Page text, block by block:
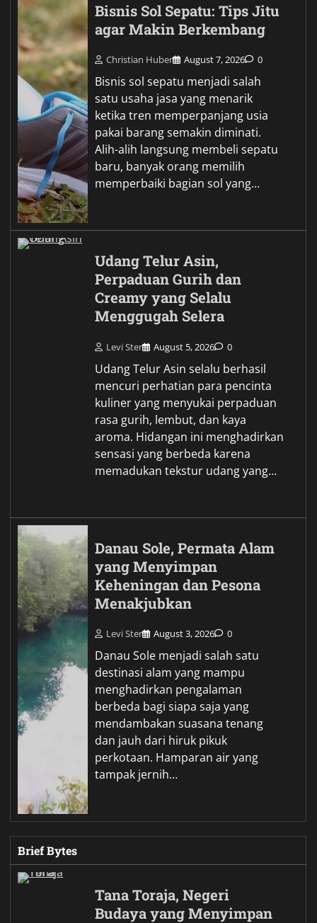
Bisnis Sol Sepatu: Tips Jitu
agar Makin Berkembang
Christian Huber August 7, 2026 0
Bisnis sol sepatu menjadi salah
satu usaha jasa yang menarik
ketika tren memperpanjang usia
pakai barang semakin diminati.
Alih-alih langsung membeli sepatu
baru, banyak orang memilih
memperbaiki bagian sol yang…
Udang Telur Asin,
Perpaduan Gurih dan
Creamy yang Selalu
Menggugah Selera
Levi Ster August 5, 2026 0
Udang Telur Asin selalu berhasil
mencuri perhatian para pencinta
kuliner yang menyukai perpaduan
rasa gurih, lembut, dan kaya
aroma. Hidangan ini menghadirkan
sensasi yang berbeda karena
memadukan tekstur udang yang…
Danau Sole, Permata Alam
yang Menyimpan
Keheningan dan Pesona
Menakjubkan
Levi Ster August 3, 2026 0
Danau Sole menjadi salah satu
destinasi alam yang mampu
menghadirkan pengalaman
berbeda bagi siapa saja yang
mendambakan suasana tenang
dan jauh dari hiruk pikuk
perkotaan. Hamparan air yang
tampak jernih…
Brief Bytes
Tana Toraja, Negeri
Budaya yang Menyimpan